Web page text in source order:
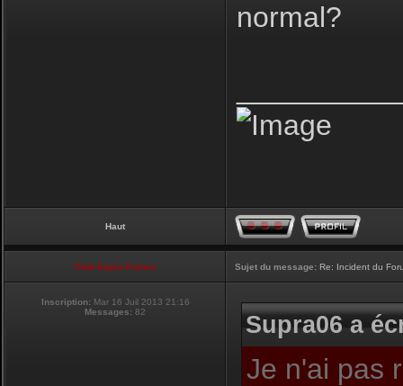
normal?
Haut
Club Supra France Sujet du message: Re: Incident du
Inscription: Mar 16 Juil 2013 21:16
Messages: 82 Supra06 a
Je n'ai pas